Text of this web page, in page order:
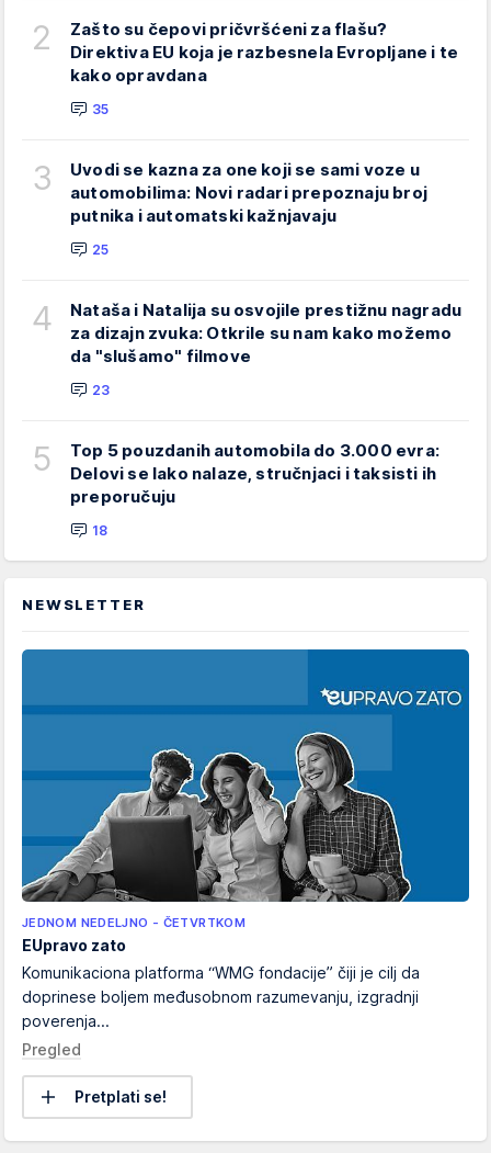
2
Zašto su čepovi pričvršćeni za flašu?
Direktiva EU koja je razbesnela Evropljane i te
kako opravdana
35
3
Uvodi se kazna za one koji se sami voze u
automobilima: Novi radari prepoznaju broj
putnika i automatski kažnjavaju
25
4
Nataša i Natalija su osvojile prestižnu nagradu
za dizajn zvuka: Otkrile su nam kako možemo
da "slušamo" filmove
23
5
Top 5 pouzdanih automobila do 3.000 evra:
Delovi se lako nalaze, stručnjaci i taksisti ih
preporučuju
18
NEWSLETTER
JEDNOM NEDELJNO - ČETVRTKOM
EUpravo zato
Komunikaciona platforma “WMG fondacije” čiji je cilj da
doprinese boljem međusobnom razumevanju, izgradnji
poverenja...
Pregled
Pretplati se!